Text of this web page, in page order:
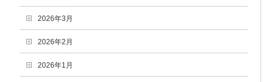
2026年3月
2026年2月
2026年1月